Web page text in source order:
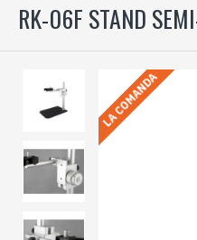
RK-06F STAND
LA COMANDA